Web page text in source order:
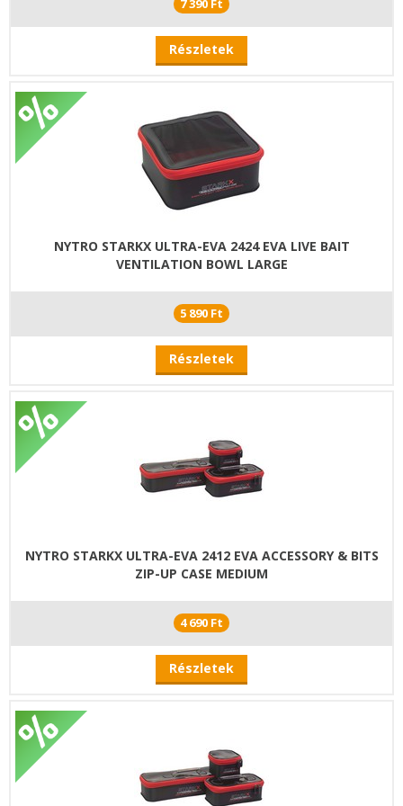
Részletek
NYTRO STARKX ULTRA-EVA 2424 EVA LIVE BAIT
VENTILATION BOWL LARGE
5 890 Ft
Részletek
NYTRO STARKX ULTRA-EVA 2412 EVA ACCESSORY & BITS
ZIP-UP CASE MEDIUM
4 690 Ft
Részletek